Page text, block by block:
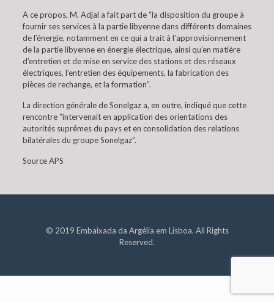
A ce propos, M. Adjal a fait part de “la disposition du groupe à
fournir ses services à la partie libyenne dans différents domaines
de l’énergie, notamment en ce qui a trait à l’approvisionnement
de la partie libyenne en énergie électrique, ainsi qu’en matière
d’entretien et de mise en service des stations et des réseaux
électriques, l’entretien des équipements, la fabrication des
pièces de rechange, et la formation”.
La direction générale de Sonelgaz a, en outre, indiqué que cette
rencontre “intervenait en application des orientations des
autorités suprêmes du pays et en consolidation des relations
bilatérales du groupe Sonelgaz”.
Source APS
© 2019 Embaixada da Argélia em Lisboa. All Rights
Reserved.